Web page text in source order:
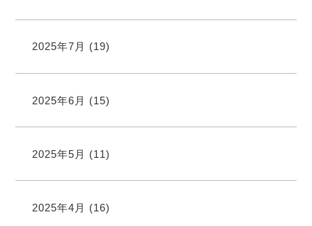
2025年7月 (19)
2025年6月 (15)
2025年5月 (11)
2025年4月 (16)